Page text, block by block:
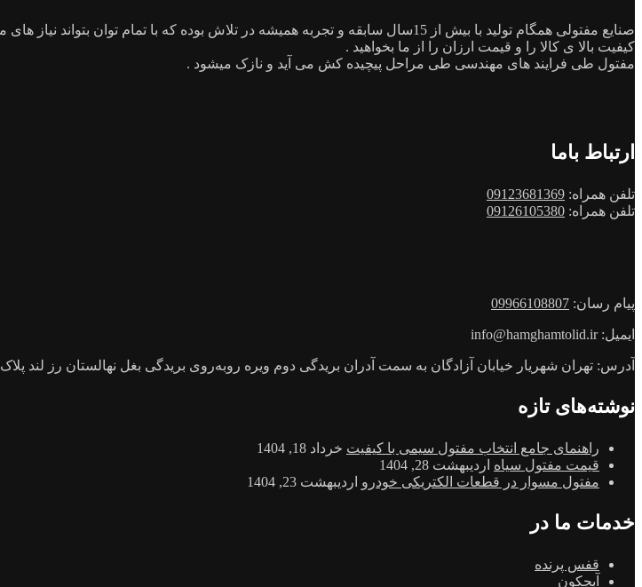
صنایع مفتولی همگام تولید با بیش از 15سال سابقه و تجربه همیشه در تلاش بوده که با تمام توان بتواند نیاز های مشتریان گرامی را برآورده کند.
کیفیت بالا ی کالا را و قیمت ارزان را از ما بخواهید .
مفتول طی فرایند های مهندسی طی مراحل پیچیده کش می آید و نازک میشود .
ارتباط باما
تلفن همراه: 09123681369
تلفن همراه: 09126105380
پیام رسان: 09966108807
ایمیل: info@hamghamtolid.ir
آدرس: تهران شهریار خیابان آزادگان به سمت آدران بریدگی دوم ویره روبه‌روی بریدگی بغل نهالستان رز لند پلاک 562
نوشته‌های تازه
راهنمای جامع انتخاب مفتول سیمی با کیفیت خرداد 18, 1404
قیمت مفتول سیاه اردیبهشت 28, 1404
مفتول مسوار در قطعات الکتریکی خودرو اردیبهشت 23, 1404
خدمات ما در
قفس پرنده
آبچکون